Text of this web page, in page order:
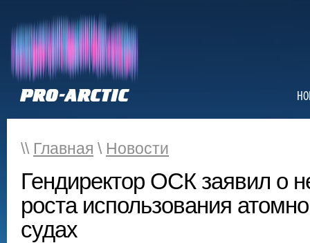
\\ Главная \ Новости
Гендиректор ОСК заявил о
роста использования
судах